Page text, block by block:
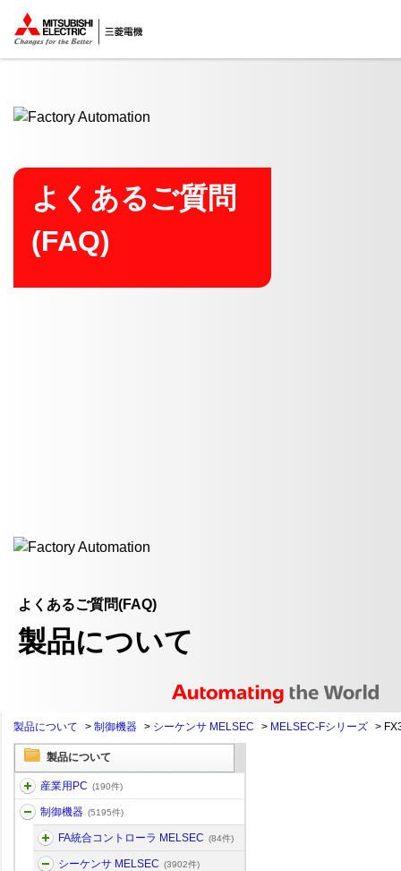
ここから本文
よくあるご質問
(FAQ)
よくあるご質問(FAQ)
製品について
製品について > 制御機器 > シーケンサ MELSEC > MELSEC-Fシリーズ >
製品について
産業用PC (190件)
制御機器 (5195件)
FA統合コントローラ MELSEC (84件)
シーケンサ MELSEC (3902件)